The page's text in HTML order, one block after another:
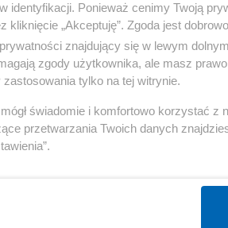
Gospodarka
Biznes
Pieniądze
Inwestycje
Podatki
identyfikacji. Ponieważ cenimy Twoją
kliknięcie „Akceptuję”. Zgoda jest
znajdujący się w lewym
zgody użytkownika, ale masz
tylko na tej witrynie.
świadomie i komfortowo korzystać z
przetwarzania Twoich danych